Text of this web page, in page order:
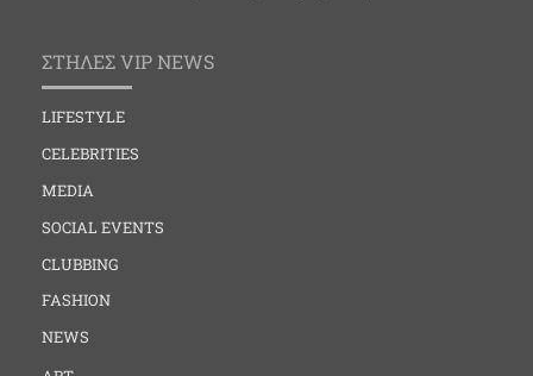
ΣΤΗΛΕΣ VIP NEWS
LIFESTYLE
CELEBRITIES
MEDIA
SOCIAL EVENTS
CLUBBING
FASHION
NEWS